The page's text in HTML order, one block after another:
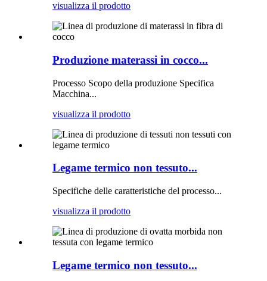
visualizza il prodotto
Produzione materassi in cocco...
Processo Scopo della produzione Specifica
Macchina...
visualizza il prodotto
Legame termico non tessuto...
Specifiche delle caratteristiche del processo...
visualizza il prodotto
Legame termico non tessuto...